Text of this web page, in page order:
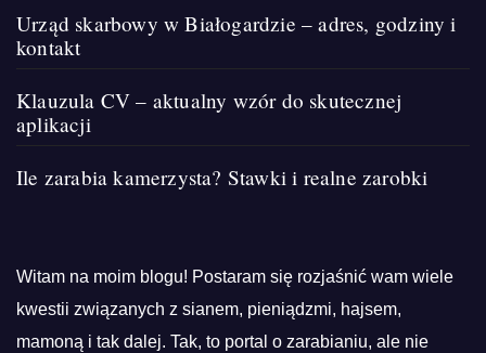
Urząd skarbowy w Białogardzie – adres, godziny i
kontakt
Klauzula CV – aktualny wzór do skutecznej
aplikacji
Ile zarabia kamerzysta? Stawki i realne zarobki
Witam na moim blogu! Postaram się rozjaśnić wam wiele
kwestii związanych z sianem, pieniądzmi, hajsem,
mamoną i tak dalej. Tak, to portal o zarabianiu, ale nie